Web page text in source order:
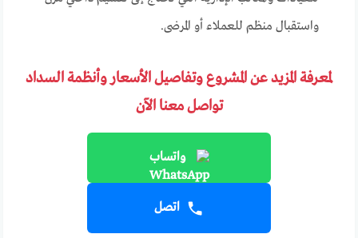
واستقبال منظم للعملاء أو المرضى.
لمعرفة المزيد عن المشروع وتفاصيل الأسعار وأنظمة السداد
تواصل معنا الآن
واتساب
اتصل